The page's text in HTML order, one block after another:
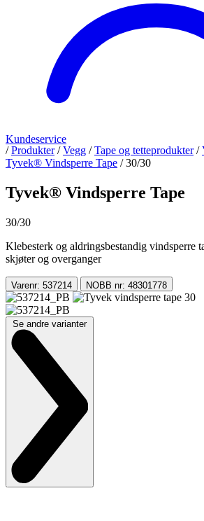
Kundeservice
/ Produkter / Vegg / Tape og tetteprodukter /
Tyvek® Vindsperre Tape / 30/30
Tyvek® Vindsperre Tape
30/30
Klebesterk og aldringsbestandig vindsperre
skjøter og overganger
Varenr: 537214 NOBB nr: 48301778
Se andre varianter